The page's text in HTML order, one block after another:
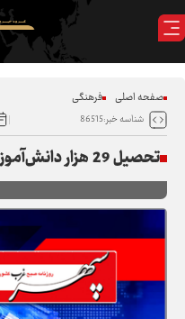
صفحه اصلی فرهنگی
شناسه خبر:86515
تحصیل 29 هزار دانش‌آموز کردستانی در مقطع ابتدایی